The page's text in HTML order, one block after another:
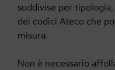
suddivise per
dei codici Ateco che
misura.
Non è necessario